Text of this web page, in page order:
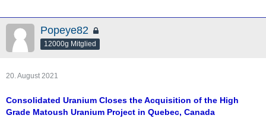
Popeye82
12000g Mitglied
20. August 2021
Consolidated Uranium Closes the Acquisition of the High
Grade Matoush Uranium Project in Quebec, Canada